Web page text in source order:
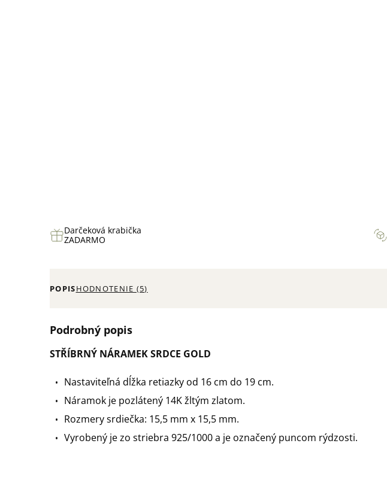
Darčeková krabička
ZADARMO
POPISHODNOTENIE (5)
Podrobný popis
STŘÍBRNÝ NÁRAMEK SRDCE GOLD
Nastaviteľná dĺžka retiazky od 16 cm do 19 cm.
Náramok je pozlátený 14K žltým zlatom.
Rozmery srdiečka: 15,5 mm x 15,5 mm.
Vyrobený je zo striebra 925/1000 a je označený puncom rýdzosti.